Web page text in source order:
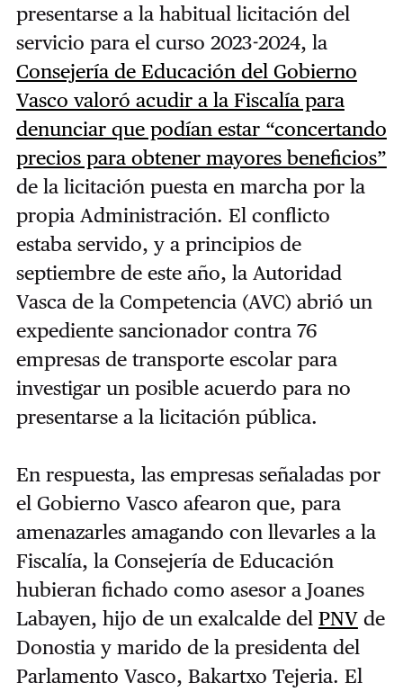
presentarse a la habitual licitación del
servicio para el curso 2023-2024, la
Consejería de Educación del Gobierno
Vasco valoró acudir a la Fiscalía para
denunciar que podían estar “concertando
precios para obtener mayores beneficios”
de la licitación puesta en marcha por la
propia Administración. El conflicto
estaba servido, y a principios de
septiembre de este año, la Autoridad
Vasca de la Competencia (AVC) abrió un
expediente sancionador contra 76
empresas de transporte escolar para
investigar un posible acuerdo para no
presentarse a la licitación pública.
En respuesta, las empresas señaladas por
el Gobierno Vasco afearon que, para
amenazarles amagando con llevarles a la
Fiscalía, la Consejería de Educación
hubieran fichado como asesor a Joanes
Labayen, hijo de un exalcalde del PNVde
Donostia y marido de la presidenta del
Parlamento Vasco, Bakartxo Tejeria. El